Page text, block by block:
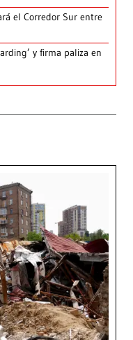
el Corredor Sur entre
y firma paliza en